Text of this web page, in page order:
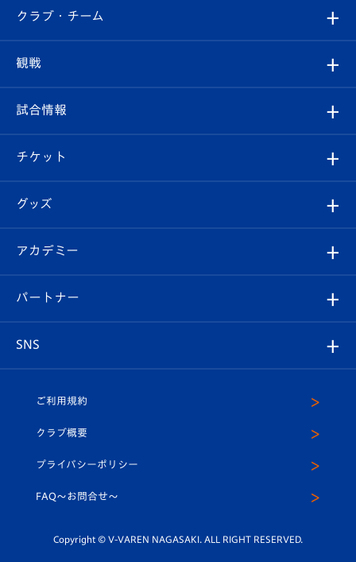
すべて
クラブ
試合情報
チケット
イベント
メディア
ホームタウン
クラブ・チーム
クラブ概要
エンブレム紹介
スタッフプロフィール
マスコット紹介
平和祈念活動
ホームタウン活動
観戦
観戦ルール
はじめての観戦ガイド
Revive Team
ヴィヴィくんの長崎おもてなしガイド
試合情報
試合日程/結果
フォトギャラリー
スタジアムグルメ
チケット
チケット
V-LOVERS（ファンクラブ）
プレイヤーズスイート
グッズ
オンラインショップ
店舗情報
アカデミー
育成からのお知らせ
U-18
スクール
パートナー
SNS
ヴィヴィくんインスタグラム
公式LINE＠
ご利用規約
クラブ概要
プライバシーポリシー
FAQ〜お問合せ〜
Copyright © V-VAREN NAGASAKI. ALL RIGHT RESERVED.